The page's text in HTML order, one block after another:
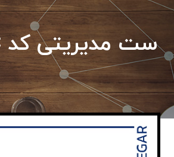
ست مدیریتی کد TJ214C